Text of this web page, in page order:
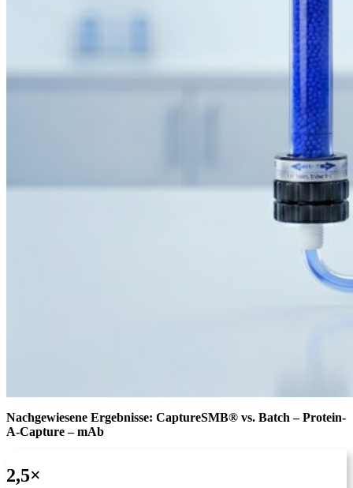
Nachgewiesene Ergebnisse: CaptureSMB® vs. Batch – Protein-
A-Capture – mAb
2,5×